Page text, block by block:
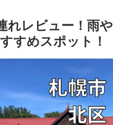
れレビュー！雨や
すめスポット！